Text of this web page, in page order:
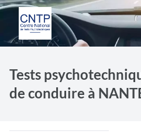
Test Psychotechnique
Test Psychotechnique
Tests
de conduire à